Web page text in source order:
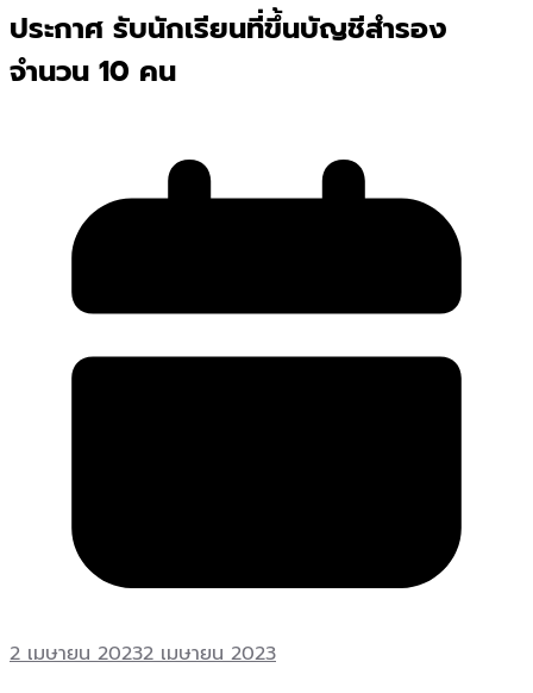
ประกาศ รับนักเรียนที่ขึ้นบัญชีสำรอง
จำนวน 10 คน
2 เมษายน 20232 เมษายน 2023